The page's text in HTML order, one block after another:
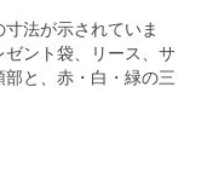
法が示されていま
ント袋、リース、サ
と、赤・白・緑の三